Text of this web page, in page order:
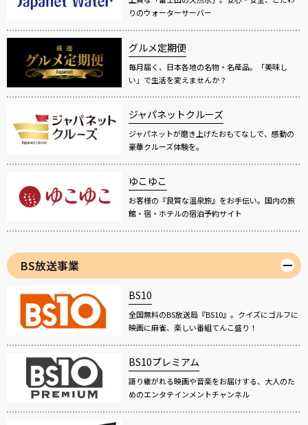
りのウォーターサーバー
グルメ定期便
毎月届く、日本各地の名物・名産品。「美味し
い」で生活を変えませんか？
ジャパネットクルーズ
ジャパネットが磨き上げたおもてなしで、感動の
豪華クルーズ体験を。
ゆこゆこ
お客様の『良質な温泉旅』をお手伝い。国内の旅
館・宿・ホテルの宿泊予約サイト
BS放送事業
BS10
全国無料のBS放送局『BS10』。クイズにゴルフに
映画に麻雀、楽しい番組てんこ盛り！
BS10プレミアム
語り継がれる映画や音楽をお届けする、大人のた
めのエンタテインメントチャンネル